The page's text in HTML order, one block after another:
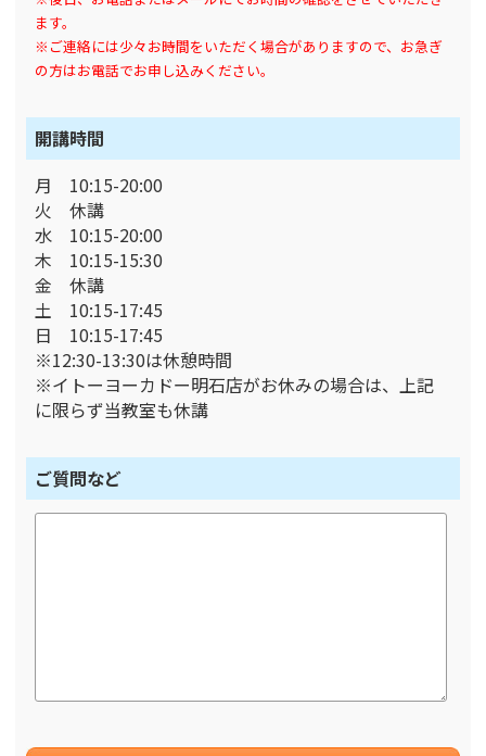
ます。
※ご連絡には少々お時間をいただく場合がありますので、お急ぎ
の方はお電話でお申し込みください。
開講時間
月 10:15-20:00
火 休講
水 10:15-20:00
木 10:15-15:30
金 休講
土 10:15-17:45
日 10:15-17:45
※12:30-13:30は休憩時間
※イトーヨーカドー明石店がお休みの場合は、上記
に限らず当教室も休講
ご質問など